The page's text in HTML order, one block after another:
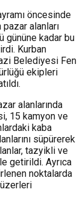
öncesinde
pazar alanları
gününe kadar bu
Kurban
Belediyesi Fen
ekipleri
alanlarında
15 kamyon ve
kaba
süpürerek
tazyikli ve
getirildi. Ayrıca
noktalarda